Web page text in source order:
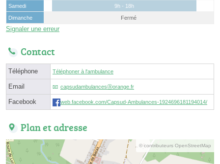
Samedi
9h - 18h
Dimanche
Fermé
Signaler une erreur
Contact
Téléphone Téléphoner à l'ambulance
Email capsudambulancesⓐorange.fr
Facebook web.facebook.com/Capsud-Ambulances-1924696181194014/
Plan et adresse
© contributeurs OpenStreetMap